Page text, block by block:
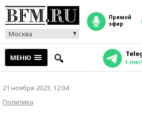
Москва
прямой
эфир
МЕНЮ t.me/
21 ноября 2023, 12:04
Политика